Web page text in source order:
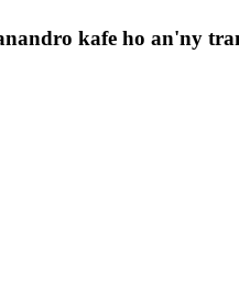
kafe ho an'ny